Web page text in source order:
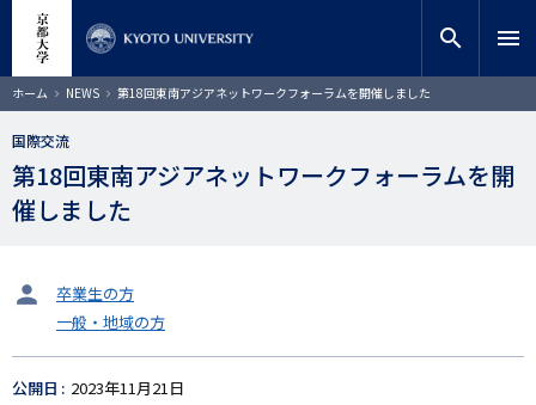
コ
ン
テ
ン
ツ
に
サイト内検索 search menu
ホーム NEWS 第18回東南アジアネットワークフォーラムを開催しました
国際交流
第18回東南アジアネットワークフォーラムを開
催しました
タ
ッ
ト
卒業生の方
一般・地域の方
公開日 2023年11月21日